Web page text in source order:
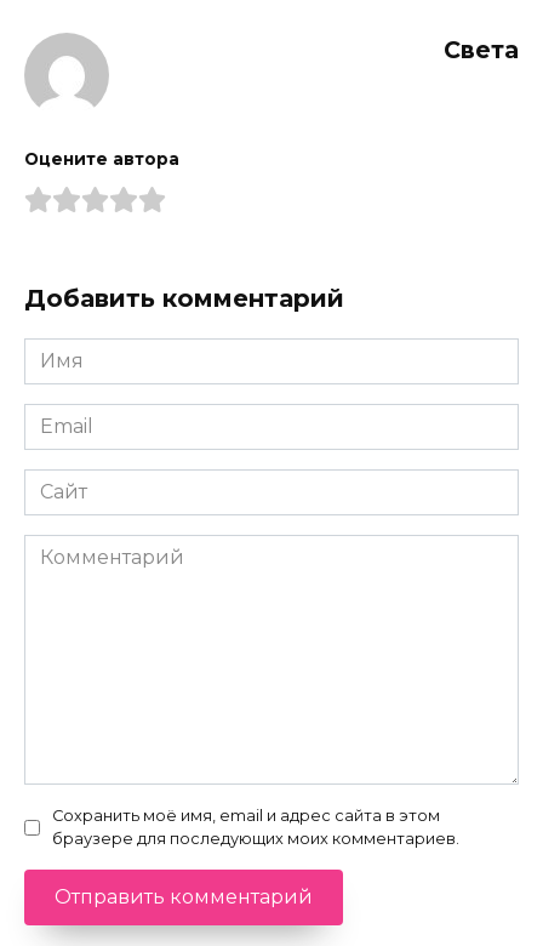
Света
Оцените автора
Добавить комментарий
Имя
*
Email
*
Сайт
Комментарий
Сохранить моё имя, email и адрес сайта в этом
браузере для последующих моих комментариев.